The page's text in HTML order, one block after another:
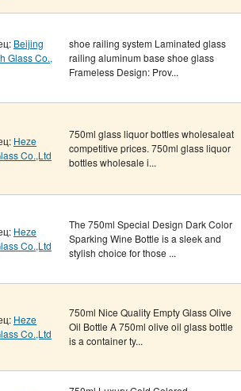
Beijing
Glass Co.,
shoe railing system Laminated glass
railing aluminum base shoe glass
Frameless Design: Prov...
Heze
Co.,Ltd
750ml glass liquor bottles wholesaleat
competitive prices. 750ml glass liquor
bottles wholesale i...
Heze
Co.,Ltd
The 750ml Special Design Dark Color
Sparking Wine Bottle is a sleek and
stylish choice for those ...
Heze
Co.,Ltd
750ml Nice Quality Empty Glass Olive
Oil Bottle A 750ml olive oil glass bottle
is a container ty...